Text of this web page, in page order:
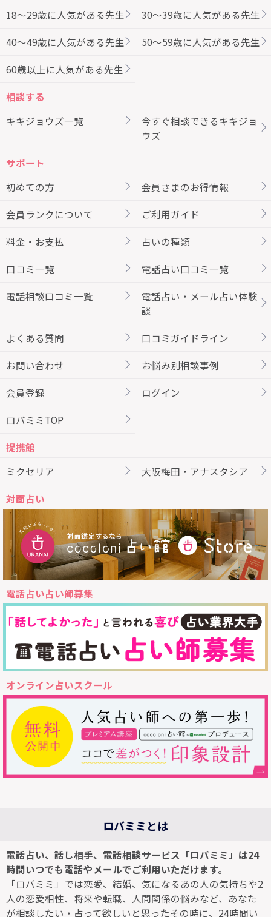
18～29歳に人気がある先生 30～39歳に人気がある先生
40～49歳に人気がある先生 50～59歳に人気がある先生
60歳以上に人気がある先生
相談する
キキジョウズ一覧
今すぐ相談できるキキジョ
ウズ
サポート
初めての方
会員さまのお得情報
会員ランクについて ご利用ガイド
料金・お支払 占いの種類
口コミ一覧 電話占い口コミ一覧
電話相談口コミ一覧
電話占い・メール占い体験
談
よくある質問 口コミガイドライン
お問い合わせ お悩み別相談事例
会員登録 ログイン
ロバミミTOP
提携館
ミクセリア
大阪梅田・アナスタシア
対面占い
電話占い占い師募集
オンライン占いスクール
ロバミミとは
電話占い、話し相手、電話相談サービス「ロバミミ」は24
時間いつでも電話やメールでご利用いただけます。
「ロバミミ」では恋愛、結婚、気になるあの人の気持ちや2
人の恋愛相性、将来や転職、人間関係の悩みなど、あなた
が相談したい・占って欲しいと思ったその時に、24時間い